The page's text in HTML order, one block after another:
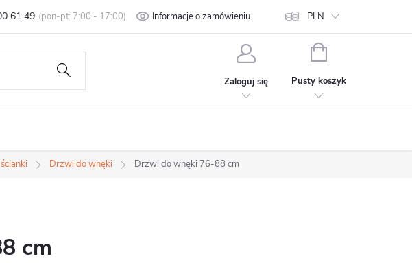
61 49
reklamacje Regulamin Polityka prywatności Kontakt
Informacje o zamówieniu PLN
Zaloguj się
KOSZYK
Pusty koszyk
Drzwi do wnęki Drzwi do wnęki 76-88 cm
cm